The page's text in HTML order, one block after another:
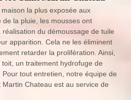
la plus exposée aux
de la pluie, les mousses ont
réalisation du démoussage de tuile
apparition. Cela ne les éliminent
retarder la prolifération. Ainsi,
un traitement hydrofuge de
tout entretien, notre équipe de
Chateau est au service de